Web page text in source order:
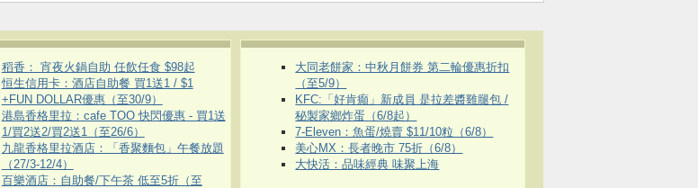
稻香： 宵夜火鍋自助 任飲任食 $98起
恒生信用卡：酒店自助餐 買1送1 / $1
+FUN DOLLAR優惠（至30/9）
港島香格里拉：cafe TOO 快閃優惠 - 買1送
1/買2送2/買2送1（至26/6）
九龍香格里拉酒店：「香聚麵包」午餐放題
（27/3-12/4）
百樂酒店：自助餐/下午茶 低至5折（至
大同老餅家：中秋月餅券 第二輪優惠折扣
（至5/9）
KFC:「好肯癲」新成員 是拉差醬雞腿包 /
秘製家鄉炸蛋（6/8起）
7-Eleven：魚蛋/燒賣 $11/10粒（6/8）
美心MX：長者晚市 75折（6/8）
大快活：品味經典 味聚上海